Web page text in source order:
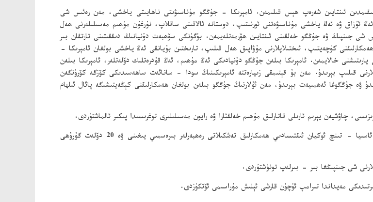
ئىنتايىن شەرەپ ھېس قىلىمەن. ئامېرىكا - جۇڭگو مۇناسىۋىتى ناھايىتى ياخشى، مەن رەئىس شى
ئۇزاق ۋە ئەڭ ياخشى مۇناسىۋەتنى ئورنىتىپ، دوستانە ئالاقىنى ساقلاپ، نۇرغۇن مۇھىم مەسىلىلەرنى ھەل
ۋە جۇڭگو خەلقىنى ئىنتايىن ھۆرمەتلەيمەن. بۈگۈنكى سۆھبەت دۇنيانىڭ دىققىتىنى تارتقان بىر
كۈچەيتىپ، ئىختىلاپلارنى مۇۋاپىق ھەل قىلىپ، تارىختىن بۇيانقى ئەڭ ياخشى بولغان ئامېرىكا -
خالايمەن. ئامېرىكا بىلەن جۇڭگو دۇنيادىكى ئەڭ مۇھىم، ئەڭ قۇدرەتلىك دۆلەتلەر، ئامېرىكا بىلەن
قىلىپ بېرىدۇ. مەن بۇ قېتىمقى زىيارەتتە ئامېرىكىنىڭ سودا - سانائەت ساھەسىدىكى كۆزگە كۆرۈنگەن
ۋە جۇڭگوغا ئەھمىيەت بېرىدۇ، مەن ئۇلارنىڭ جۇڭگو بىلەن بولغان ھەمكارلىقنى كېڭەيتىشىگە پائال ئىلھام
چاۋشيەن يېرىم ئارىلى قاتارلىق مۇھىم خەلقئارا ۋە رايون مەسىلىلىرى توغرىسىدا پىكىر ئالماشتۇردى.
ئىككى دۆلەتنىڭ دۆلەت باشلىقلىرى بىر - بىرىنى قوللاپ، بۇ يىلقى ئاسىيا - تىنچ ئوكيان ئىقتىسادىي ھەمكارلىق تەشكىلاتى رەھبەرلەر بىرەسمىي يىغىنى ۋە 20 دۆلەت گۇرۇھى
شى جىنپىڭغا بىر - بىرلەپ تونۇشتۇردى.
مەيداندا تىرامپ ئۈچۈن قارشى ئېلىش مۇراسىمى ئۆتكۈزدى.